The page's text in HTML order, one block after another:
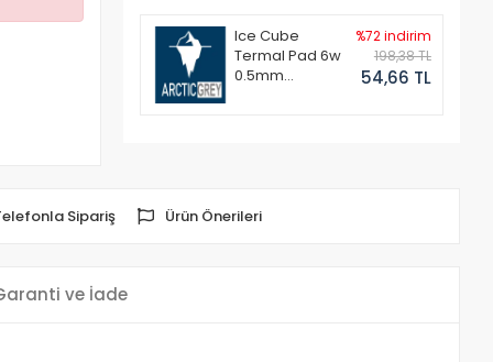
Ice Cube
Termal Pad 6w
0.5mm
%72 indirim
198,38 TL
54,66 TL
Sipariş Ürün Önerileri
ve İade